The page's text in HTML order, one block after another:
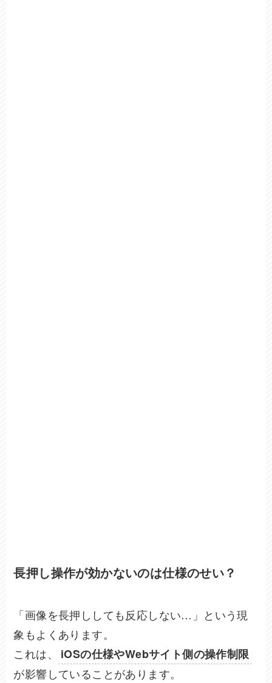
長押し操作が効かないのは仕様のせい？
「画像を長押ししても反応しない…」という現
象もよくあります。
これは、
iOSの仕様やWebサイト側の操作制限
が影響していることがあります。